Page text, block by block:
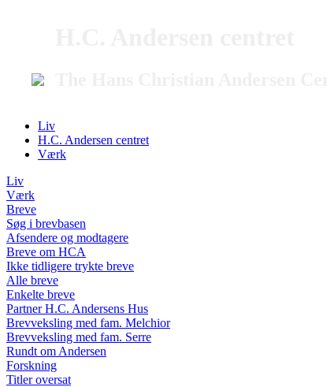
Liv
H.C. Andersen centret
Værk
Liv
Værk
Breve
Søg i brevbasen
Afsendere og modtagere
Breve om HCA
Ikke tidligere trykte breve
Alle breve
Enkelte breve
Partner H.C. Andersens Hus
Brevveksling med fam. Melchior
Brevveksling med fam. Serre
Rundt om Andersen
Forskning
Titler oversat